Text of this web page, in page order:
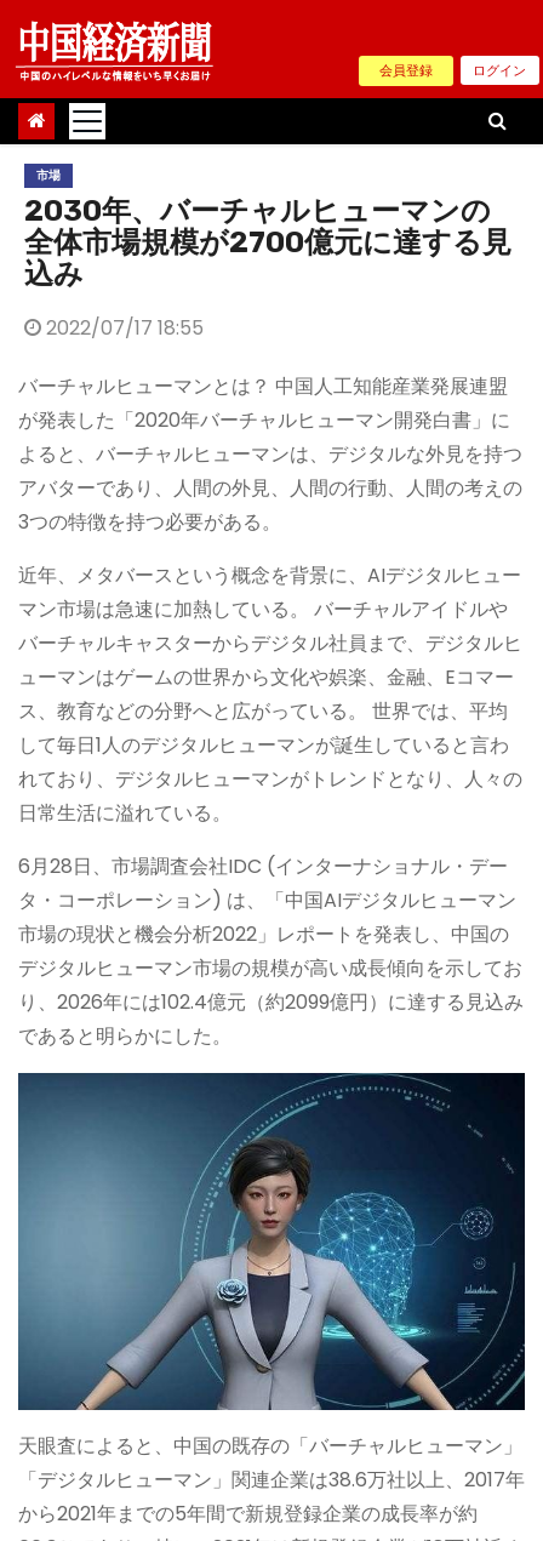
Skip
content
会員登録 ログイン
市場
2030年、バーチャルヒューマンの
全体市場規模が2700億元に達する見
込み
2022/07/17 18:55
バーチャルヒューマンとは？ 中国人工知能産業発展連盟
が発表した「2020年バーチャルヒューマン開発白書」に
よると、バーチャルヒューマンは、デジタルな外見を持つ
アバターであり、人間の外見、人間の行動、人間の考えの
3つの特徴を持つ必要がある。
近年、メタバースという概念を背景に、AIデジタルヒュー
マン市場は急速に加熱している。 バーチャルアイドルや
バーチャルキャスターからデジタル社員まで、デジタルヒ
ューマンはゲームの世界から文化や娯楽、金融、Eコマー
ス、教育などの分野へと広がっている。 世界では、平均
して毎日1人のデジタルヒューマンが誕生していると言わ
れており、デジタルヒューマンがトレンドとなり、人々の
日常生活に溢れている。
6月28日、市場調査会社IDC (インターナショナル・デー
タ・コーポレーション) は、「中国AIデジタルヒューマン
市場の現状と機会分析2022」レポートを発表し、中国の
デジタルヒューマン市場の規模が高い成長傾向を示してお
り、2026年には102.4億元（約2099億円）に達する見込み
であると明らかにした。
天眼査によると、中国の既存の「バーチャルヒューマン」
「デジタルヒューマン」関連企業は38.6万社以上、2017年
から2021年までの5年間で新規登録企業の成長率が約